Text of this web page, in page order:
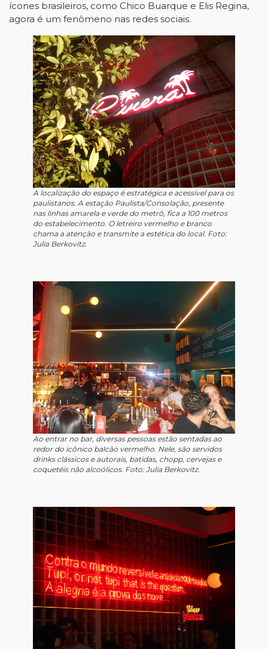
ícones brasileiros, como Chico Buarque e Elis Regina,
agora é um fenômeno nas redes sociais.
A localização do espaço é estratégica e acessível para os
paulistanos. A estação Paulista/Consolação, presente
nas linhas amarela e verde do metrô, fica a 100 metros
do estabelecimento. O letreiro vermelho e branco
chama a atenção e transmite a estética do local. Foto:
Julia Berkovitz.
Ao entrar no bar, diversas pessoas estão sentadas ao
redor do icônico balcão vermelho. Nele, são servidos
drinks clássicos e autorais, batidas, chopp, cervejas e
coquetéis não alcoólicos. Foto: Julia Berkovitz.